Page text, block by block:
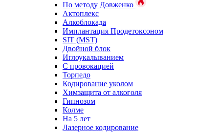
По методу Довженко
Актоплекс
Алкоблокада
Имплантация Продетоксоном
SIT (MST)
Двойной блок
Иглоукалыванием
С провокацией
Торпедо
Кодирование уколом
Химзащита от алкоголя
Гипнозом
Колме
На 5 лет
Лазерное кодирование